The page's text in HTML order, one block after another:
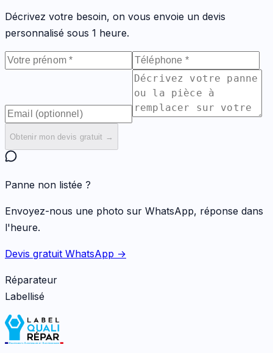
Décrivez votre besoin, on vous envoie un devis
personnalisé sous 1 heure.
Obtenir mon devis gratuit →
Panne non listée ?
Envoyez-nous une photo sur WhatsApp, réponse dans
l'heure.
Devis gratuit WhatsApp →
Réparateur
Labellisé